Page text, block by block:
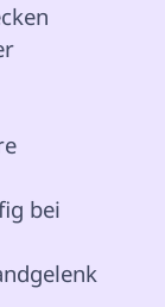
bei